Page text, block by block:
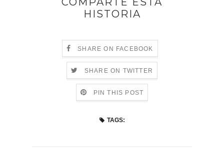
HISTORIA
SHARE ON FACEBOOK
SHARE ON TWITTER
PIN THIS POST
TAGS: